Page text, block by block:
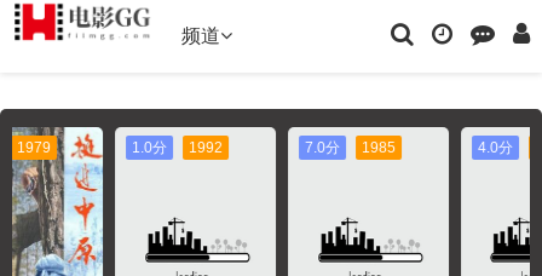
频道
1.0分 1992 7.0分 4.0分